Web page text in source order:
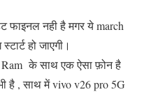
फाइनल नही है मगर ये march
हो जाएगी।
के साथ एक ऐसा फ़ोन है
है , साथ में vivo v26 pro 5G